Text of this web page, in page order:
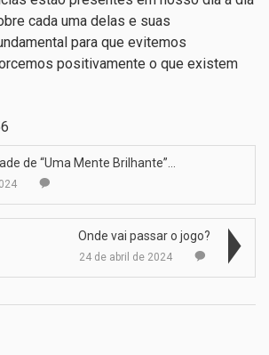
cada uma delas e suas
para que evitemos
positivamente o que existem
de “Uma Mente Brilhante”…
Onde vai passar o jogo?
24 de abril de 2024